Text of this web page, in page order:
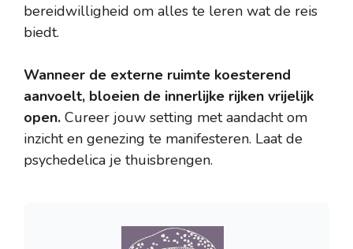
bereidwilligheid om alles te leren wat de reis
biedt.
Wanneer de externe ruimte koesterend
aanvoelt, bloeien de innerlijke rijken vrijelijk
open. Cureer jouw setting met aandacht om
inzicht en genezing te manifesteren. Laat de
psychedelica je thuisbrengen.